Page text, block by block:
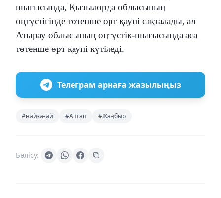
шығысында, Қызылорда облысының
оңтүстігінде төтенше өрт қаупі сақталады, ал
Атырау облысының оңтүстік-шығысында аса
төтенше өрт қаупі күтіледі.
Телеграм арнаға жазылыңыз
#найзағай #Аптап #Жаңбыр
Бөлісу: